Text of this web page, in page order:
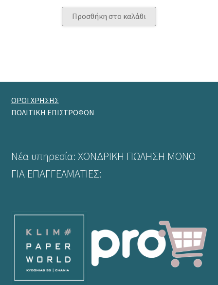
Προσθήκη στο καλάθι
ΟΡΟΙ ΧΡΗΣΗΣ
ΠΟΛΙΤΙΚΗ ΕΠΙΣΤΡΟΦΩΝ
Νέα υπηρεσία: ΧΟΝΔΡΙΚΗ ΠΩΛΗΣΗ ΜΟΝΟ
ΓΙΑ ΕΠΑΓΓΕΛΜΑΤΙΕΣ: